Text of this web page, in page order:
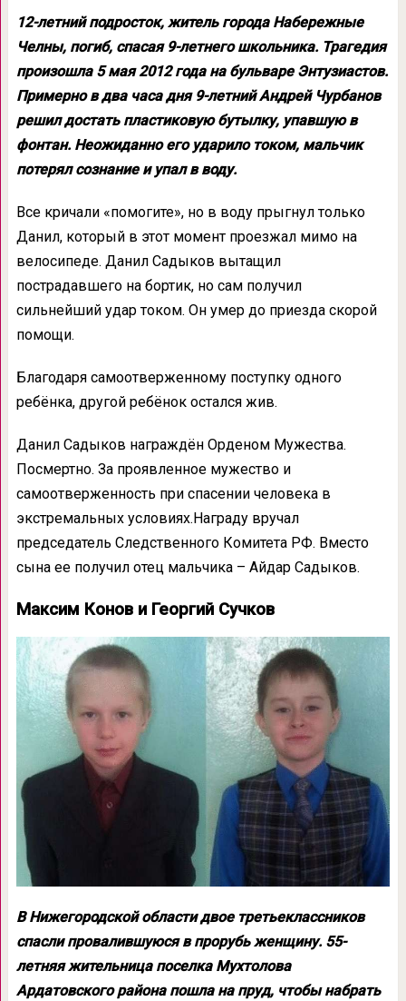
12-летний подросток, житель города Набережные
Челны, погиб, спасая 9-летнего школьника. Трагедия
произошла 5 мая 2012 года на бульваре Энтузиастов.
Примерно в два часа дня 9-летний Андрей Чурбанов
решил достать пластиковую бутылку, упавшую в
фонтан. Неожиданно его ударило током, мальчик
потерял сознание и упал в воду.
Все кричали «помогите», но в воду прыгнул только
Данил, который в этот момент проезжал мимо на
велосипеде. Данил Садыков вытащил
пострадавшего на бортик, но сам получил
сильнейший удар током. Он умер до приезда скорой
помощи.
Благодаря самоотверженному поступку одного
ребёнка, другой ребёнок остался жив.
Данил Садыков награждён Орденом Мужества.
Посмертно. За проявленное мужество и
самоотверженность при спасении человека в
экстремальных условиях.Награду вручал
председатель Следственного Комитета РФ. Вместо
сына ее получил отец мальчика – Айдар Садыков.
Максим Конов и Георгий Сучков
В Нижегородской области двое третьеклассников
спасли провалившуюся в прорубь женщину. 55-
летняя жительница поселка Мухтолова
Ардатовского района пошла на пруд, чтобы набрать